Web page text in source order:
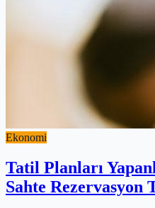
Ekonomi
Tatil Planları
Sahte Rezervasyon